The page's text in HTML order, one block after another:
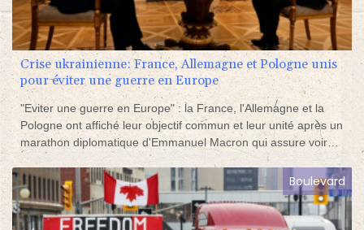
Crise ukrainienne: France, Allemagne et Pologne unis
pour éviter une guerre en Europe
"Eviter une guerre en Europe" : la France, l'Allemagne et la
Pologne ont affiché leur objectif commun et leur unité après un
marathon diplomatique d'Emmanuel Macron qui assure voir
des "solutions concrètes" à la crise russo-occidentale liée à
l'Ukraine.
Boulevard